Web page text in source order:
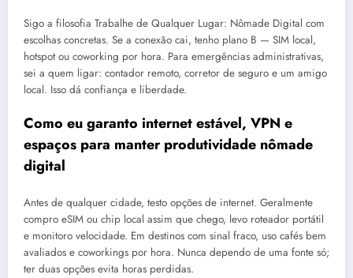
Sigo a filosofia Trabalhe de Qualquer Lugar: Nômade Digital com
escolhas concretas. Se a conexão cai, tenho plano B — SIM local,
hotspot ou coworking por hora. Para emergências administrativas,
sei a quem ligar: contador remoto, corretor de seguro e um amigo
local. Isso dá confiança e liberdade.
Como eu garanto internet estável, VPN e
espaços para manter produtividade nômade
digital
Antes de qualquer cidade, testo opções de internet. Geralmente
compro eSIM ou chip local assim que chego, levo roteador portátil
e monitoro velocidade. Em destinos com sinal fraco, uso cafés bem
avaliados e coworkings por hora. Nunca dependo de uma fonte só;
ter duas opções evita horas perdidas.